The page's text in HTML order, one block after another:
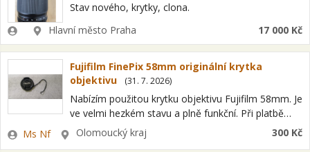
Stav nového, krytky, clona.
ZadavatelLokalitaHlavní město Praha 17 000 Kč
Fujifilm FinePix 58mm originální krytka
objektivu
(31. 7. 2026)
Nabízím použitou krytku objektivu Fujifilm 58mm. Je
ve velmi hezkém stavu a plně funkční. Při platbě
předem na účet zašlu na Zásilkovnu, poštovné 95
Kč. Dobírka na Zásilkovnu…
Zadavatel
Ms Nf Lokalita
Olomoucký kraj 300 Kč